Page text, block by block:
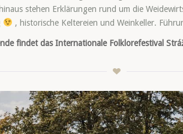
stehen Erklärungen rund um die
, historische Keltereien und Weinkeller.
findet das Internationale Folklorefestival